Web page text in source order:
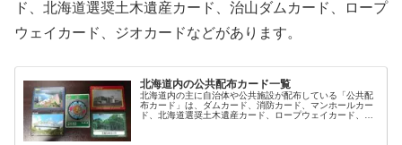
ド、北海道選奨土木遺産カード、治山ダムカード、ロープ
ウェイカード、ジオカードなどがあります。
北海道内の公共配布カード一覧
北海道内の主に自治体や公共施設が配布している「公共配
布カード」は、ダムカード、消防カード、マンホールカー
ド、北海道選奨土木遺産カード、ロープウェイカード、ジ